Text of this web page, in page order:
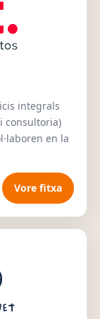
integrals
consultoria)
en la
Vore fitxa